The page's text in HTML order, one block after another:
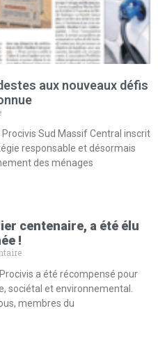
aux nouveaux défis
Sud Massif Central inscrit
responsable et désormais
des ménages
centenaire, a été élu
!
a été récompensé pour
sociétal et environnemental.
membres du